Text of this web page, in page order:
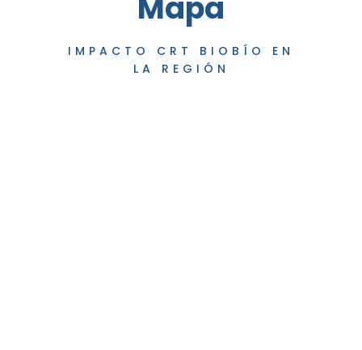
IMPACTO CRT BIOBÍO EN
LA REGIÓN